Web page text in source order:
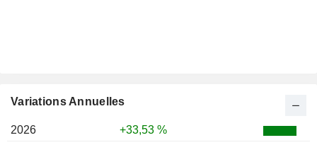
Variations Annuelles
2026
+33,53 %